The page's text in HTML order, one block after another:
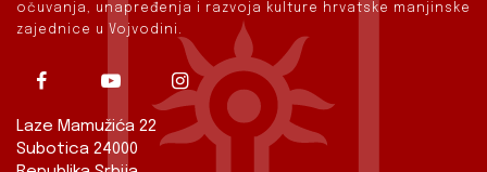
očuvanja, unapređenja i razvoja kulture hrvatske manjinske
zajednice u Vojvodini.
Laze Mamužića 22
Subotica 24000